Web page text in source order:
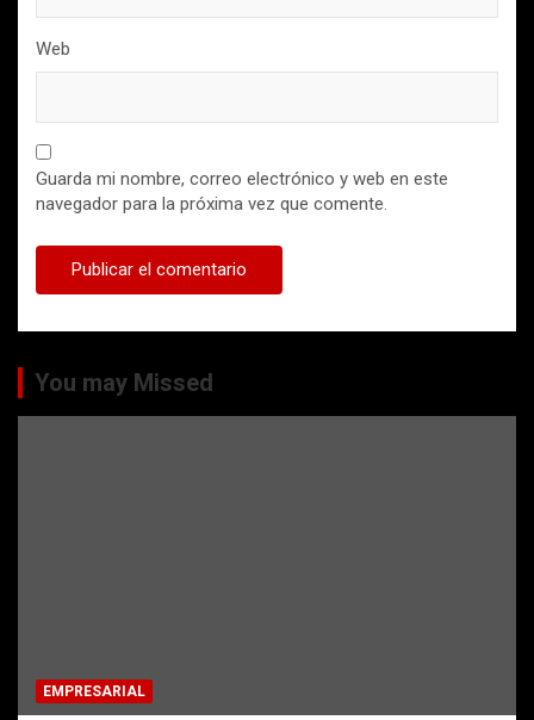
Web
Guarda mi nombre, correo electrónico y web en este
navegador para la próxima vez que comente.
You may Missed
EMPRESARIAL